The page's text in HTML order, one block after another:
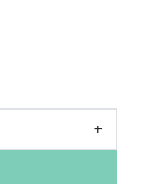
+